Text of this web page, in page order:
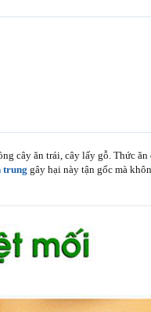
cây ăn trái, cây lấy gỗ. Thức
trung gây hại này tận gốc mà